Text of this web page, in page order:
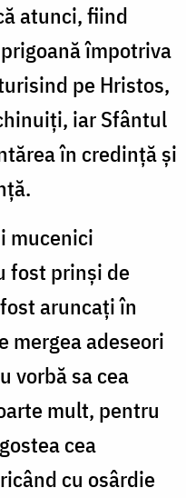
atunci, fiind
împotriva
pe Hristos,
iar Sfântul
în credinţă şi
mucenici
fost prinşi de
aruncaţi în
mergea adeseori
vorbă sa cea
mult, pentru
cea
cu osârdie